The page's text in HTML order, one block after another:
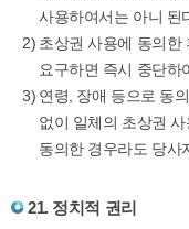
사용하여서는 아니 된
초상권 사용에 동의한
요구하면 즉시 중단하
연령, 장애 등으로 동
없이 일체의 초상권
동의한 경우라도 당사
21. 정치적 권리